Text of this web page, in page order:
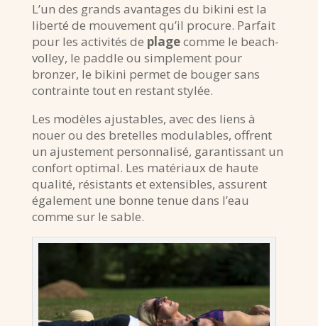
L’un des grands avantages du bikini est la
liberté de mouvement qu’il procure. Parfait
pour les activités de plagecomme le beach-
volley, le paddle ou simplement pour
bronzer, le bikini permet de bouger sans
contrainte tout en restant stylée.
Les modèles ajustables, avec des liens à
nouer ou des bretelles modulables, offrent
un ajustement personnalisé, garantissant un
confort optimal. Les matériaux de haute
qualité, résistants et extensibles, assurent
également une bonne tenue dans l’eau
comme sur le sable.